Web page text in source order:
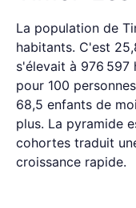
La population de
habitants. C'est
s'élevait à 976 597
pour 100
68,5 enfants de
plus. La pyramide
cohortes traduit
croissance rapide.